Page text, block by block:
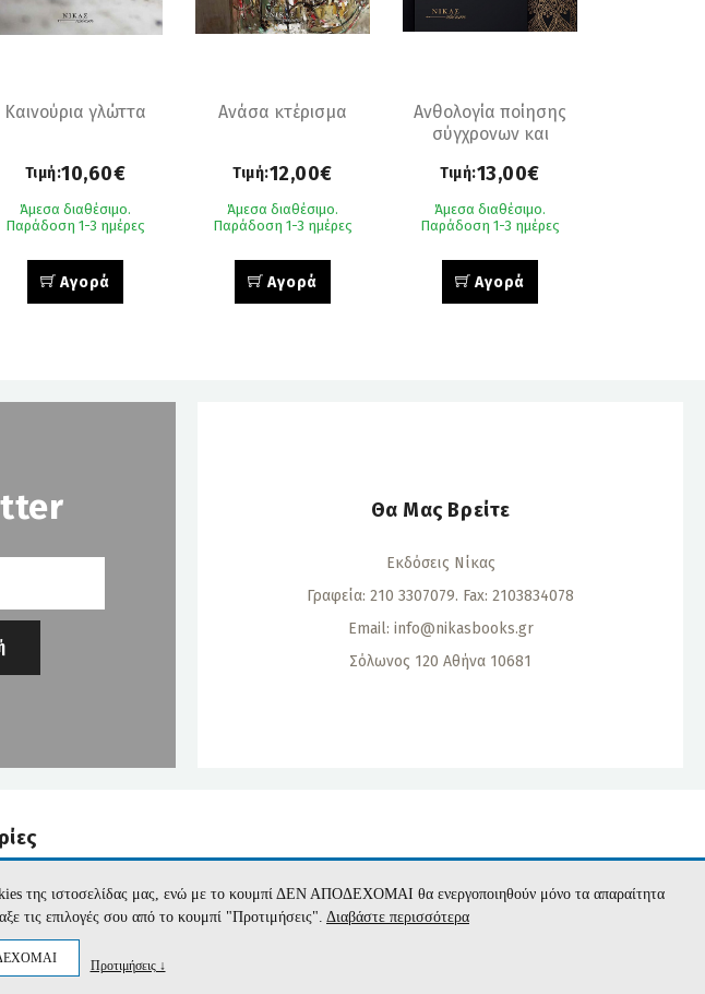
Καινούρια γλώττα
Τιμή:10,60€
Άμεσα διαθέσιμο.
Παράδοση 1-3 ημέρες
Αγορά
Ανάσα κτέρισμα
Τιμή:12,00€
Άμεσα διαθέσιμο.
Παράδοση 1-3 ημέρες
Αγορά
Ανθολογία ποίησης
σύγχρονων και
αραβικού κόσμου
Τιμή:13,00€
Άμεσα διαθέσιμο.
Παράδοση 1-3 ημέρες
Αγορά
Θα Μας Βρείτε
Εκδόσεις Νίκας
Γραφεία: 210 3307079. Fax: 2103834078
Email: info@nikasbooks.gr
Σόλωνος 120 Αθήνα 10681
της ιστοσελίδας μας, ενώ με το κουμπί ΔΕΝ ΑΠΟΔΕΧΟΜΑΙ θα ενεργοποιηθούν μόνο τα απαραίτητα
τις επιλογές σου από το κουμπί "Προτιμήσεις". Διαβάστε περισσότερα
Προτιμήσεις ↓